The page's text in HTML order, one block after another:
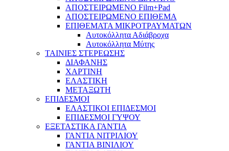
ΑΠΟΣΤΕΙΡΩΜΕΝΟ Film+Pad
ΑΠΟΣΤΕΙΡΩΜΕΝΟ ΕΠΙΘΕΜΑ
ΕΠΙΘΕΜΑΤΑ ΜΙΚΡΟΤΡΑΥΜΑΤΩΝ
Αυτοκόλλητα Αδιάβροχα
Αυτοκόλλητα Μύτης
ΤΑΙΝΙΕΣ ΣΤΕΡΕΩΣΗΣ
ΔΙΑΦΑΝΗΣ
ΧΑΡΤΙΝΗ
ΕΛΑΣΤΙΚΗ
ΜΕΤΑΞΩΤΗ
ΕΠΙΔΕΣΜΟΙ
ΕΛΑΣΤΙΚΟΙ ΕΠΙΔΕΣΜΟΙ
ΕΠΙΔΕΣΜΟΙ ΓΥΨΟΥ
ΕΞΕΤΑΣΤΙΚΑ ΓΑΝΤΙΑ
ΓΑΝΤΙΑ ΝΙΤΡΙΛΙΟΥ
ΓΑΝΤΙΑ ΒΙΝΙΛΙΟΥ